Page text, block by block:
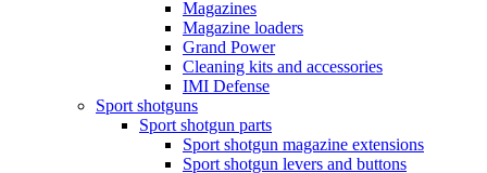
Magazines
Magazine loaders
Grand Power
Cleaning kits and accessories
IMI Defense
Sport shotguns
Sport shotgun parts
Sport shotgun magazine extensions
Sport shotgun levers and buttons